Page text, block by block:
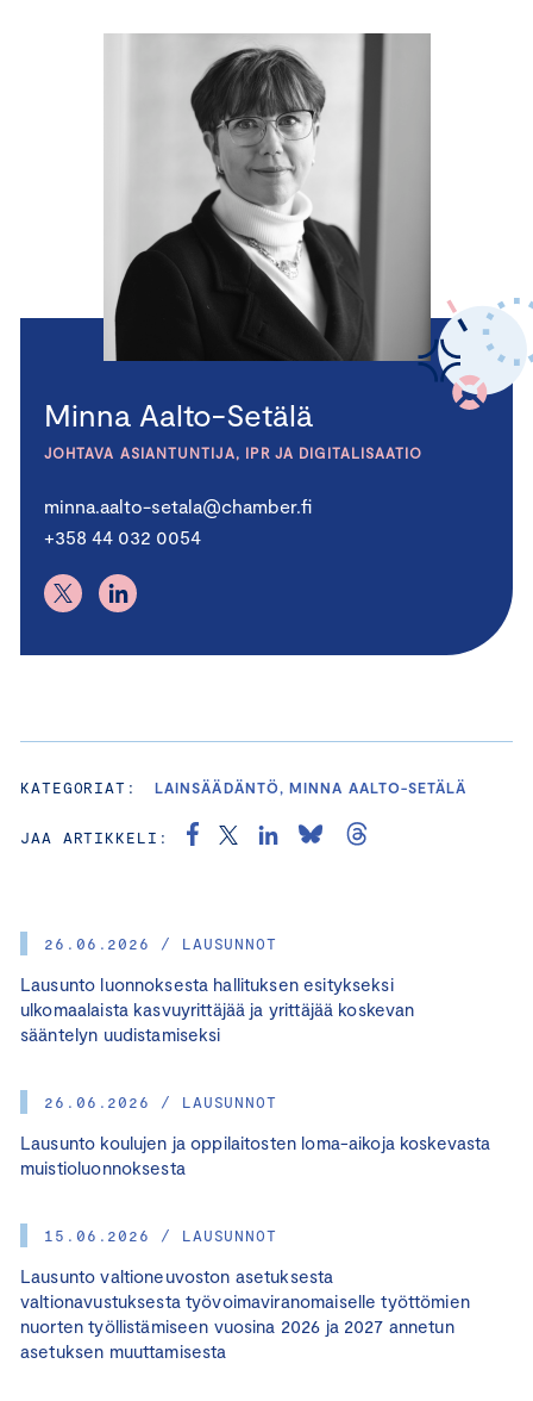
26.06.2026 / LAUSUNNOT
Lausunto luonnoksesta hallituksen esitykseksi
ulkomaalaista kasvuyrittäjää ja yrittäjää koskevan
sääntelyn uudistamiseksi
26.06.2026 / LAUSUNNOT
Lausunto koulujen ja oppilaitosten loma-aikoja koskevasta
muistioluonnoksesta
15.06.2026 / LAUSUNNOT
Lausunto valtioneuvoston asetuksesta
valtionavustuksesta työvoimaviranomaiselle työttömien
nuorten työllistämiseen vuosina 2026 ja 2027 annetun
asetuksen muuttamisesta
Minna Aalto-Setälä
JOHTAVA ASIANTUNTIJA, IPR JA DIGITALISAATIO
minna.aalto-setala@chamber.fi
+358 44 032 0054
KATEGORIAT: LAINSÄÄDÄNTÖ, MINNA AALTO-SETÄLÄ
JAA ARTIKKELI: